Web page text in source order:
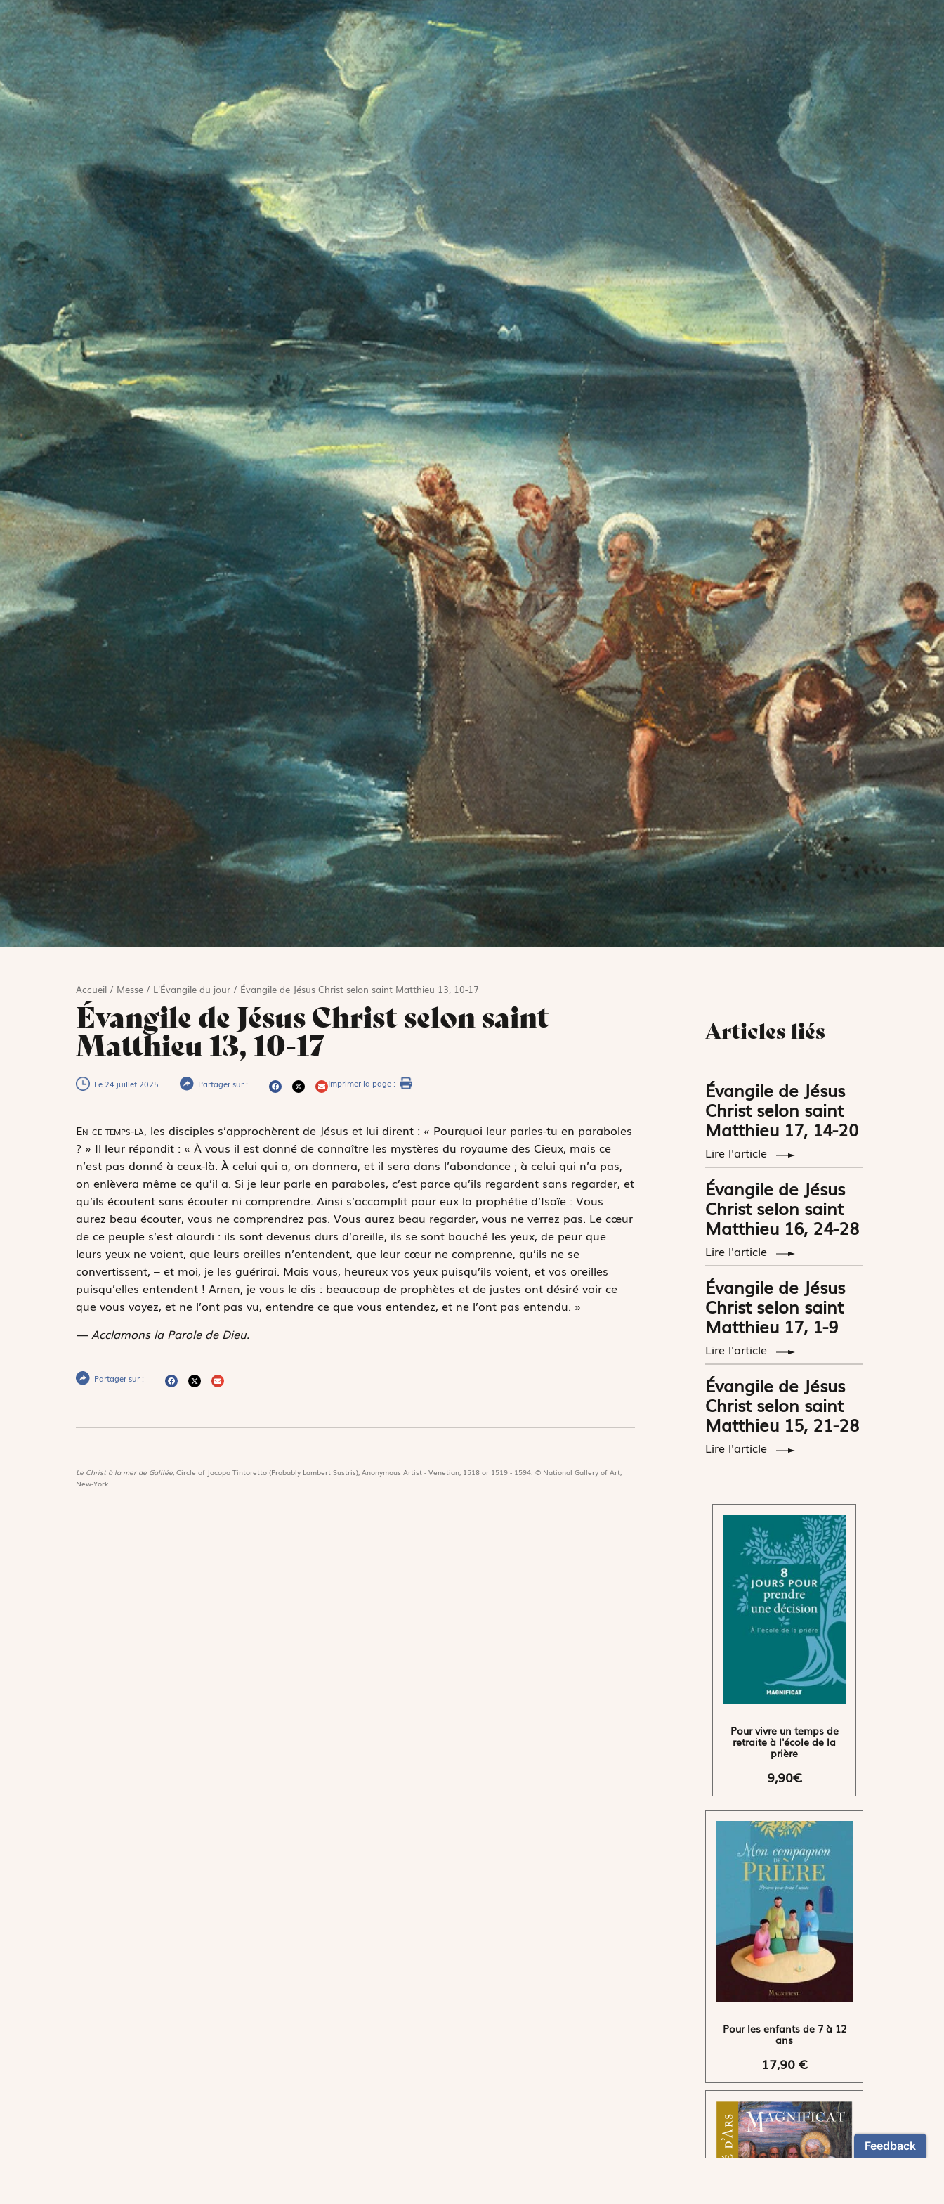
Accueil/ Messe/ L'Évangile du jour/ Évangile de Jésus Christ selon saint Matthieu 13, 10-17
Évangile de Jésus Christ selon saint
Matthieu 13, 10-17
Le 24 juillet 2025 Partager sur : Imprimer la page :
En ce temps-là, les disciples s’approchèrent de Jésus et lui dirent : « Pourquoi leur parles-tu en paraboles
? » Il leur répondit : « À vous il est donné de connaître les mystères du royaume des Cieux, mais ce
n’est pas donné à ceux-là. À celui qui a, on donnera, et il sera dans l’abondance ; à celui qui n’a pas,
on enlèvera même ce qu’il a. Si je leur parle en paraboles, c’est parce qu’ils regardent sans regarder, et
qu’ils écoutent sans écouter ni comprendre. Ainsi s’accomplit pour eux la prophétie d’Isaïe : Vous
aurez beau écouter, vous ne comprendrez pas. Vous aurez beau regarder, vous ne verrez pas. Le cœur
de ce peuple s’est alourdi : ils sont devenus durs d’oreille, ils se sont bouché les yeux, de peur que
leurs yeux ne voient, que leurs oreilles n’entendent, que leur cœur ne comprenne, qu’ils ne se
convertissent, – et moi, je les guérirai. Mais vous, heureux vos yeux puisqu’ils voient, et vos oreilles
puisqu’elles entendent ! Amen, je vous le dis : beaucoup de prophètes et de justes ont désiré voir ce
que vous voyez, et ne l’ont pas vu, entendre ce que vous entendez, et ne l’ont pas entendu. »
— Acclamons la Parole de Dieu.
Partager sur :
Le Christ à la mer de Galilée, Circle of Jacopo Tintoretto (Probably Lambert Sustris), Anonymous Artist - Venetian, 1518 or 1519 - 1594. © National Gallery of Art,
New-York
Articles liés
Évangile de Jésus
Christ selon saint
Matthieu 17, 14-20
Lire l'article
Évangile de Jésus
Christ selon saint
Matthieu 16, 24-28
Lire l'article
Évangile de Jésus
Christ selon saint
Matthieu 17, 1-9
Lire l'article
Évangile de Jésus
Christ selon saint
Matthieu 15, 21-28
Lire l'article
Pour vivre un temps de
retraite à l'école de la
prière
9,90€
Pour les enfants de 7 à 12
ans
17,90 €